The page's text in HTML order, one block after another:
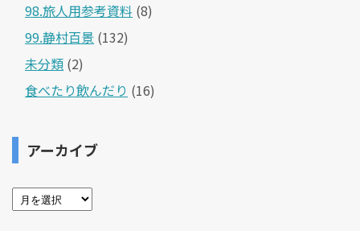
98.旅人用参考資料 (8)
99.静村百景 (132)
未分類 (2)
食べたり飲んだり (16)
アーカイブ